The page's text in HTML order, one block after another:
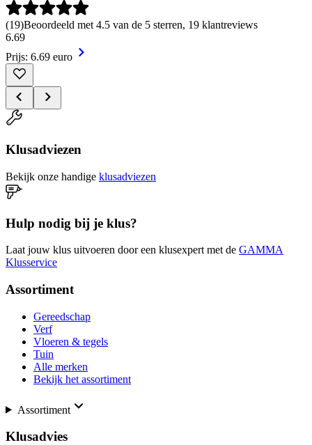
(19)Beoordeeld met 4.5 van de 5 sterren, 19 klantreviews
6.69
Prijs: 6.69 euro
Klusadviezen
Bekijk onze handige klusadviezen
Hulp nodig bij je klus?
Laat jouw klus uitvoeren door een klusexpert met de GAMMA
Klusservice
Assortiment
Gereedschap
Verf
Vloeren & tegels
Tuin
Alle merken
Bekijk het assortiment
Assortiment
Klusadvies